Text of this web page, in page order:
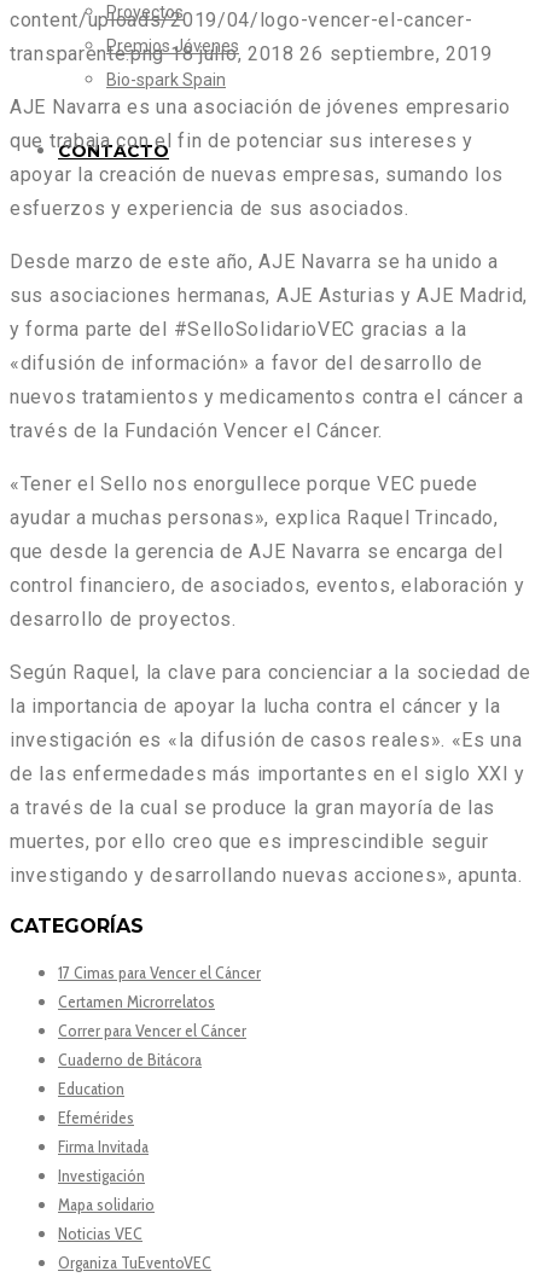
Proyectos
Premios Jóvenes
Bio-spark Spain
CONTACTO
content/uploads/2019/04/logo-vencer-el-cancer-
transparente.png 18 julio, 2018 26 septiembre, 2019
AJE Navarra es una asociación de jóvenes empresario
que trabaja con el fin de potenciar sus intereses y
apoyar la creación de nuevas empresas, sumando los
esfuerzos y experiencia de sus asociados.
Desde marzo de este año, AJE Navarra se ha unido a
sus asociaciones hermanas, AJE Asturias y AJE Madrid,
y forma parte del #SelloSolidarioVEC gracias a la
«difusión de información» a favor del desarrollo de
nuevos tratamientos y medicamentos contra el cáncer a
través de la Fundación Vencer el Cáncer.
«Tener el Sello nos enorgullece porque VEC puede
ayudar a muchas personas», explica Raquel Trincado,
que desde la gerencia de AJE Navarra se encarga del
control financiero, de asociados, eventos, elaboración y
desarrollo de proyectos.
Según Raquel, la clave para concienciar a la sociedad de
la importancia de apoyar la lucha contra el cáncer y la
investigación es «la difusión de casos reales». «Es una
de las enfermedades más importantes en el siglo XXI y
a través de la cual se produce la gran mayoría de las
muertes, por ello creo que es imprescindible seguir
investigando y desarrollando nuevas acciones», apunta.
CATEGORÍAS
17 Cimas para Vencer el Cáncer
Certamen Microrrelatos
Correr para Vencer el Cáncer
Cuaderno de Bitácora
Education
Efemérides
Firma Invitada
Investigación
Mapa solidario
Noticias VEC
Organiza TuEventoVEC